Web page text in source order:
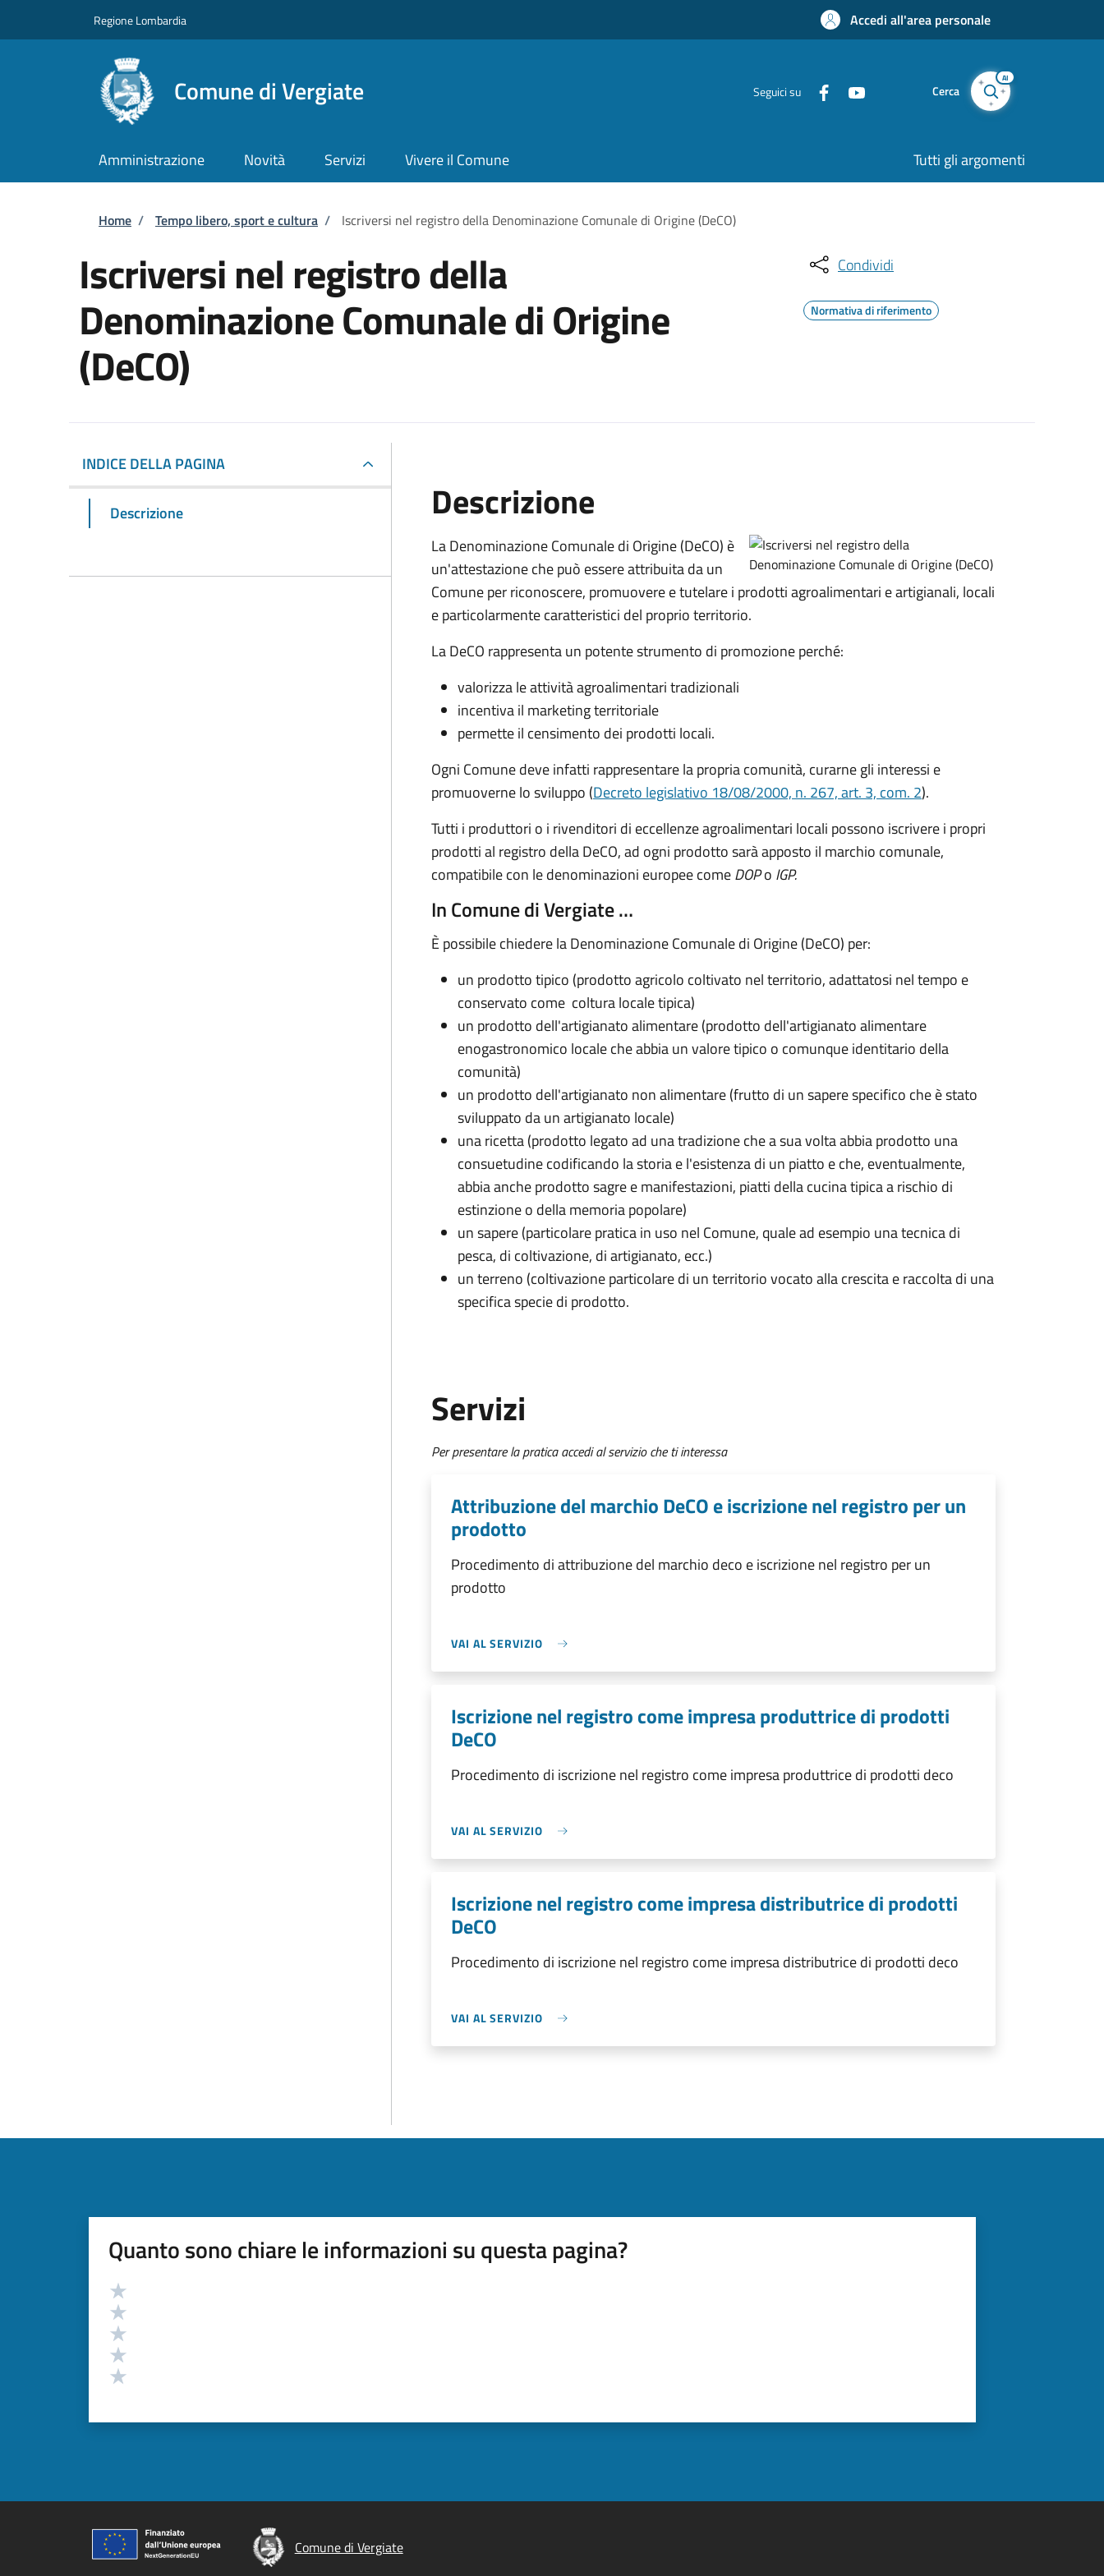
Regione Lombardia Accedi all'area personale
Comune di Vergiate Seguici su Cerca
AI
Amministrazione Novità Servizi Vivere il Comune Tutti gli argomenti
Briciole di pane
Home / Tempo libero, sport e cultura / Iscriversi nel registro della Denominazione Comunale di Origine (DeCO)
Iscriversi nel registro della
Denominazione Comunale di Origine
(DeCO)
Condividi
Normativa di riferimento
INDICE DELLA PAGINA
Descrizione Descrizione
La Denominazione Comunale di Origine (DeCO) è
un'attestazione che può essere attribuita da un
Comune per riconoscere, promuovere e tutelare i prodotti agroalimentari e artigianali, locali
e particolarmente caratteristici del proprio territorio.
La DeCO rappresenta un potente strumento di promozione perché:
valorizza le attività agroalimentari tradizionali
incentiva il marketing territoriale
permette il censimento dei prodotti locali.
Ogni Comune deve infatti rappresentare la propria comunità, curarne gli interessi e
promuoverne lo sviluppo (Decreto legislativo 18/08/2000, n. 267, art. 3, com. 2).
Tutti i produttori o i rivenditori di eccellenze agroalimentari locali possono iscrivere i propri
prodotti al registro della DeCO, ad ogni prodotto sarà apposto il marchio comunale,
compatibile con le denominazioni europee comeDOPo IGP.
In Comune di Vergiate …
È possibile chiedere la Denominazione Comunale di Origine (DeCO) per:
un prodotto tipico (prodotto agricolo coltivato nel territorio, adattatosi nel tempo e
conservato come coltura locale tipica)
un prodotto dell'artigianato alimentare (prodotto dell'artigianato alimentare
enogastronomico locale che abbia un valore tipico o comunque identitario della
comunità)
un prodotto dell'artigianato non alimentare (frutto di un sapere specifico che è stato
sviluppato da un artigianato locale)
una ricetta (prodotto legato ad una tradizione che a sua volta abbia prodotto una
consuetudine codificando la storia e l'esistenza di un piatto e che, eventualmente,
abbia anche prodotto sagre e manifestazioni, piatti della cucina tipica a rischio di
estinzione o della memoria popolare)
un sapere (particolare pratica in uso nel Comune, quale ad esempio una tecnica di
pesca, di coltivazione, di artigianato, ecc.)
un terreno (coltivazione particolare di un territorio vocato alla crescita e raccolta di una
specifica specie di prodotto.
Servizi
Per presentare la pratica accedi al servizio che ti interessa
Attribuzione del marchio DeCO e iscrizione nel registro per un
prodotto
Procedimento di attribuzione del marchio deco e iscrizione nel registro per un
prodotto
VAI AL SERVIZIO
Iscrizione nel registro come impresa produttrice di prodotti
DeCO
Procedimento di iscrizione nel registro come impresa produttrice di prodotti deco
VAI AL SERVIZIO
Iscrizione nel registro come impresa distributrice di prodotti
DeCO
Procedimento di iscrizione nel registro come impresa distributrice di prodotti deco
VAI AL SERVIZIO
Quanto sono chiare le informazioni su questa pagina?
Valutazione
Comune di Vergiate